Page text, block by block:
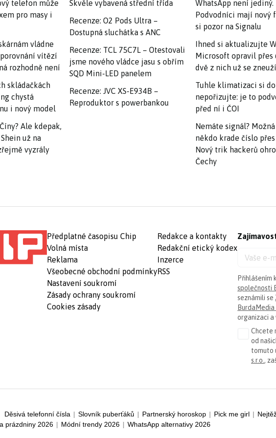
telefon může
pro masy i
vládne
porovnání vítězí
rozhodně není
skládačkách
chystá
i nový model
Ale kdepak,
už na
vyzrály
Skvěle vybavená střední třída
Recenze: O2 Pods Ultra –
Dostupná sluchátka s ANC
Recenze: TCL 75C7L – Otestovali
jsme nového vládce jasu s obřím
SQD Mini-LED panelem
Recenze: JVC XS-E934B –
Reproduktor s powerbankou
WhatsApp není jediný.
Podvodníci mají nový
si pozor na Signalu
Ihned si aktualizujte
Microsoft opravil přes
dvě z nich už se
Tuhle klimatizaci si
nepořizujte: je to
před ní i ČOI
Nemáte signál?
někdo krade číslo
Nový trik hackerů
Čechy
Předplatné časopisu Chip
Volná místa
Reklama
Všeobecné obchodní podmínky
Nastavení soukromí
Zásady ochrany soukromí
Cookies zásady
Redakce a kontakty
Redakční etický kodex
Inzerce
RSS
Přihlášením
společnosti
seznámili se
BurdaMedia
organizaci a
Chcete
od
tomuto
s.r.o. ,
Děsivá telefonní čísla | Slovník puberťáků | Partnerský horoskop | Pick me girl |
prázdniny 2026 | Módní trendy 2026 | WhatsApp alternativy 2026